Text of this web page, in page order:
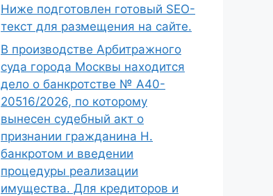
Ниже подготовлен готовый SEO-
текст для размещения на сайте.
В производстве Арбитражного
суда города Москвы находится
дело о банкротстве № А40-
20516/2026, по которому
вынесен судебный акт о
признании гражданина Н.
банкротом и введении
процедуры реализации
имущества. Для кредиторов и